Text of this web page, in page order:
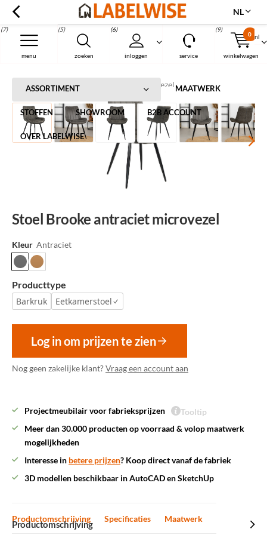
nl
zoeken
(5)
inloggen
(6)
menu
(7)
service winkelwagen
0
(9)
Menu
NL
ASSORTIMENT MAATWERK
STOFFEN SHOWROOM B2B ACCOUNT
OVER LABELWISE
Home Stoel Brooke antraciet microvezel
Stoel Brooke antraciet microvezel
Kleur Antraciet
Producttype
Barkruk
Eetkamerstoel
Log in om prijzen te zien
Nog geen zakelijke klant?Vraag een account aan
Projectmeubilair voor fabrieksprijzen
Tooltip
Meer dan 30.000 producten op voorraad & volop maatwerk
mogelijkheden
Interesse in betere prijzen? Koop direct vanaf de fabriek
3D modellen beschikbaar in AutoCAD en SketchUp
Productomschrijving Specificaties Maatwerk
Productomschrijving